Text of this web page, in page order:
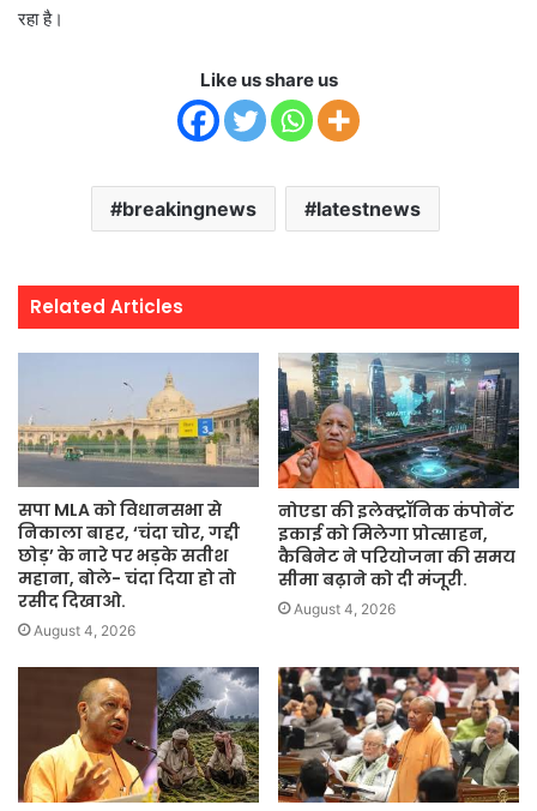
रहा है।
Like us share us
breakingnews latestnews
Related Articles
सपा MLA को विधानसभा से
निकाला बाहर, ‘चंदा चोर, गद्दी
छोड़’ के नारे पर भड़के सतीश
महाना, बोले- चंदा दिया हो तो
रसीद दिखाओ.
August 4, 2026
नोएडा की इलेक्ट्रॉनिक कंपोनेंट
इकाई को मिलेगा प्रोत्साहन,
कैबिनेट ने परियोजना की समय
सीमा बढ़ाने को दी मंजूरी.
August 4, 2026